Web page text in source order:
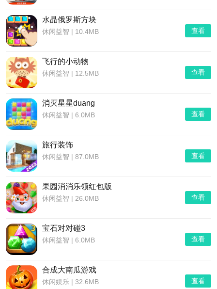
水晶俄罗斯方块
休闲益智 | 10.4MB 查看
飞行的小动物
休闲益智 | 12.5MB 查看
消灭星星duang
休闲益智 | 6.0MB 查看
旅行装饰
休闲益智 | 87.0MB 查看
果园消消乐领红包版
休闲益智 | 26.0MB 查看
宝石对对碰3
休闲益智 | 6.0MB 查看
合成大南瓜游戏
休闲娱乐 | 32.6MB 查看